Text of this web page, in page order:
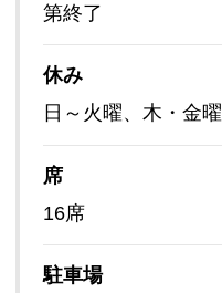
第終了
休み
日～火曜、木・金曜
席
16席
駐車場